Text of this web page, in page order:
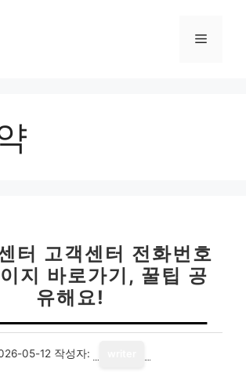
메
터 고객센터 전화번호
지 바로가기, 꿀팁 공
유해요!
05-12 작성자: